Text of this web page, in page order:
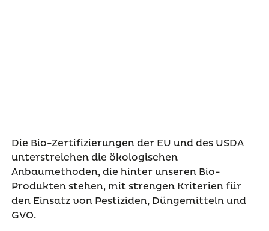
Die Bio-Zertifizierungen der EU und des USDA
unterstreichen die ökologischen
Anbaumethoden, die hinter unseren Bio-
Produkten stehen, mit strengen Kriterien für
den Einsatz von Pestiziden, Düngemitteln und
GVO.